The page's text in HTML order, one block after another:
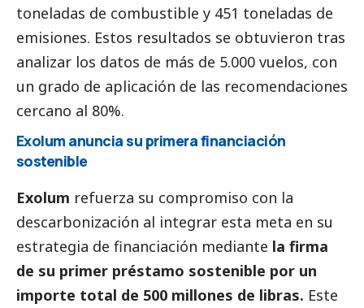
toneladas de combustible y 451 toneladas de
emisiones. Estos resultados se obtuvieron tras
analizar los datos de más de 5.000 vuelos, con
un grado de aplicación de las recomendaciones
cercano al 80%.
Exolum anuncia su primera financiación
sostenible
Exolum refuerza su compromiso con la
descarbonización al integrar esta meta en su
estrategia de financiación mediante la firma
de su primer préstamo sostenible por un
importe total de 500 millones de libras. Este